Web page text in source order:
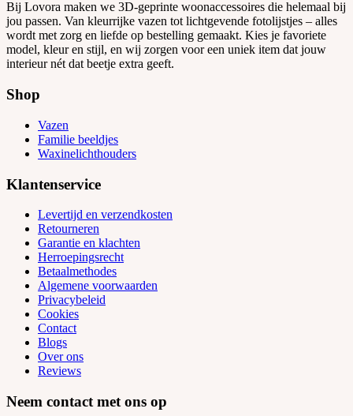
Bij Lovora maken we 3D-geprinte woonaccessoires die helemaal bij
jou passen. Van kleurrijke vazen tot lichtgevende fotolijstjes – alles
wordt met zorg en liefde op bestelling gemaakt. Kies je favoriete
model, kleur en stijl, en wij zorgen voor een uniek item dat jouw
interieur nét dat beetje extra geeft.
Shop
Vazen
Familie beeldjes
Waxinelichthouders
Klantenservice
Levertijd en verzendkosten
Retourneren
Garantie en klachten
Herroepingsrecht
Betaalmethodes
Algemene voorwaarden
Privacybeleid
Cookies
Contact
Blogs
Over ons
Reviews
Neem contact met ons op